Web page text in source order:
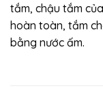
tắm, chậu tắm
hoàn toàn, tắm
bằng nước ấm.